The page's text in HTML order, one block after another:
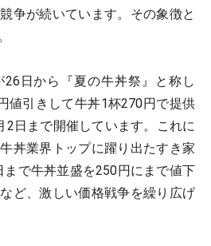
争が続いています。その象徴と
日から『夏の牛丼祭』と称し
値引きして牛丼1杯270円で提供
2日まで開催しています。これに
丼業界トップに躍り出たすき家
で牛丼並盛を250円にまで値下
ど、激しい価格戦争を繰り広げ